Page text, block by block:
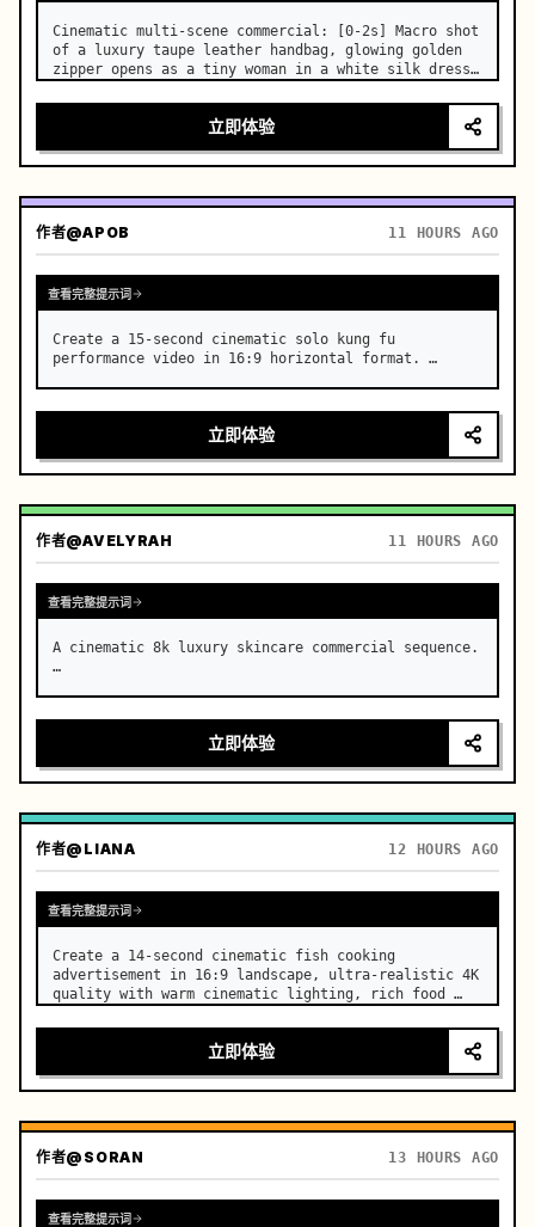
Cinematic multi-scene commercial: [0-2s] Macro shot
of a luxury taupe leather handbag, glowing golden
zipper opens as a tiny woman in a white silk dress
sparkles. …
立即体验
作者@APOB 11 HOURS AGO
查看完整提示词
Create a 15-second cinematic solo kung fu
performance video in 16:9 horizontal format. …
立即体验
作者@AVELYRAH 11 HOURS AGO
查看完整提示词
A cinematic 8k luxury skincare commercial sequence.
…
立即体验
作者@LIANA 12 HOURS AGO
查看完整提示词
Create a 14-second cinematic fish cooking
advertisement in 16:9 landscape, ultra-realistic 4K
quality with warm cinematic lighting, rich food
立即体验
作者@SORAN 13 HOURS AGO
查看完整提示词